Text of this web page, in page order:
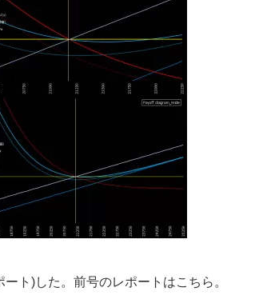
ト)した。前号のレポートはこちら。